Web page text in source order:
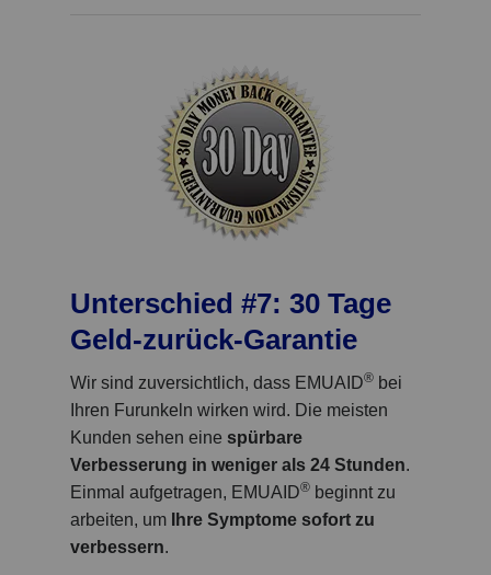
Unterschied #7: 30 Tage
Geld-zurück-Garantie
Wir sind zuversichtlich, dass EMUAID® bei
Ihren Furunkeln wirken wird. Die meisten
Kunden sehen eine spürbare
Verbesserung in weniger als 24 Stunden.
Einmal aufgetragen, EMUAID® beginnt zu
arbeiten, um
Ihre Symptome sofort zu
verbessern.